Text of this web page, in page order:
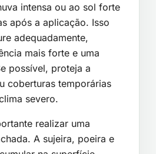
intensa ou ao sol forte
após a aplicação. Isso
adequadamente,
mais forte e uma
possível, proteja a
coberturas temporárias
severo.
realizar uma
A sujeira, poeira e